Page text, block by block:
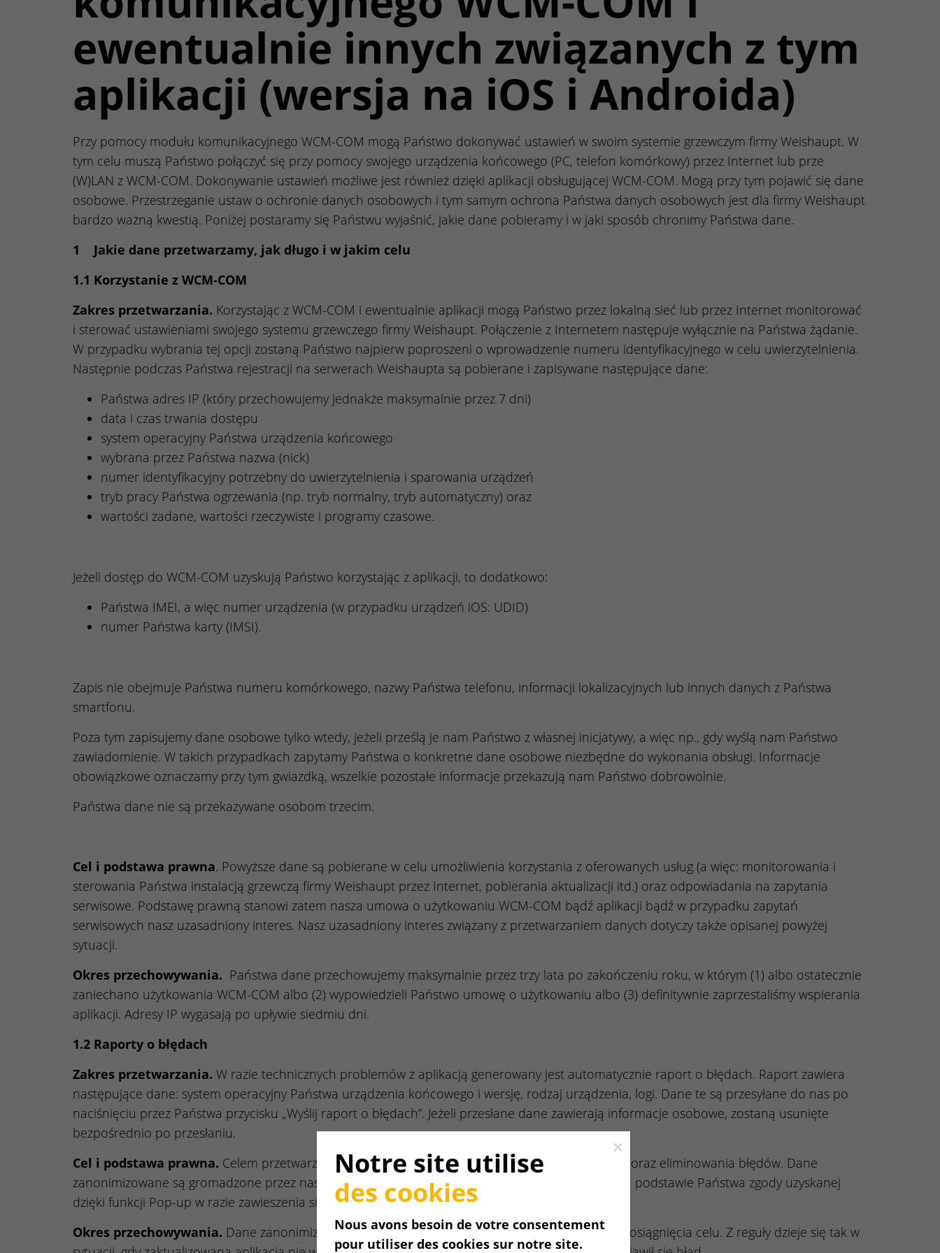
ewentualnie innych związanych z tym
aplikacji (wersja na iOS i Androida)
Przy pomocy modułu komunikacyjnego WCM-COM mogą Państwo dokonywać ustawień w swoim systemie grzewczym firmy Weishaupt. W
tym celu muszą Państwo połączyć się przy pomocy swojego urządzenia końcowego (PC, telefon komórkowy) przez Internet lub prze
(W)LAN z WCM-COM. Dokonywanie ustawień możliwe jest również dzięki aplikacji obsługującej WCM-COM. Mogą przy tym pojawić się dane
osobowe. Przestrzeganie ustaw o ochronie danych osobowych i tym samym ochrona Państwa danych osobowych jest dla firmy Weishaupt
bardzo ważną kwestią. Poniżej postaramy się Państwu wyjaśnić, jakie dane pobieramy i w jaki sposób chronimy Państwa dane.
1 Jakie dane przetwarzamy, jak długo i w jakim celu
1.1 Korzystanie z WCM-COM
Zakres przetwarzania. Korzystając z WCM-COM i ewentualnie aplikacji mogą Państwo przez lokalną sieć lub przez Internet monitorować
i sterować ustawieniami swojego systemu grzewczego firmy Weishaupt. Połączenie z Internetem następuje wyłącznie na Państwa żądanie.
W przypadku wybrania tej opcji zostaną Państwo najpierw poproszeni o wprowadzenie numeru identyfikacyjnego w celu uwierzytelnienia.
Następnie podczas Państwa rejestracji na serwerach Weishaupta są pobierane i zapisywane następujące dane:
Państwa adres IP (który przechowujemy jednakże maksymalnie przez 7 dni)
data i czas trwania dostępu
system operacyjny Państwa urządzenia końcowego
wybrana przez Państwa nazwa (nick)
numer identyfikacyjny potrzebny do uwierzytelnienia i sparowania urządzeń
tryb pracy Państwa ogrzewania (np. tryb normalny, tryb automatyczny) oraz
wartości zadane, wartości rzeczywiste i programy czasowe.
Jeżeli dostęp do WCM-COM uzyskują Państwo korzystając z aplikacji, to dodatkowo:
Państwa IMEI, a więc numer urządzenia (w przypadku urządzeń iOS: UDID)
numer Państwa karty (IMSI).
Zapis nie obejmuje Państwa numeru komórkowego, nazwy Państwa telefonu, informacji lokalizacyjnych lub innych danych z Państwa
smartfonu.
Poza tym zapisujemy dane osobowe tylko wtedy, jeżeli prześlą je nam Państwo z własnej inicjatywy, a więc np., gdy wyślą nam Państwo
zawiadomienie. W takich przypadkach zapytamy Państwa o konkretne dane osobowe niezbędne do wykonania obsługi. Informacje
obowiązkowe oznaczamy przy tym gwiazdką, wszelkie pozostałe informacje przekazują nam Państwo dobrowolnie.
Państwa dane nie są przekazywane osobom trzecim.
Cel i podstawa prawna. Powyższe dane są pobierane w celu umożliwienia korzystania z oferowanych usług (a więc: monitorowania i
sterowania Państwa instalacją grzewczą firmy Weishaupt przez Internet, pobierania aktualizacji itd.) oraz odpowiadania na zapytania
serwisowe. Podstawę prawną stanowi zatem nasza umowa o użytkowaniu WCM-COM bądź aplikacji bądź w przypadku zapytań
serwisowych nasz uzasadniony interes. Nasz uzasadniony interes związany z przetwarzaniem danych dotyczy także opisanej powyżej
sytuacji.
Okres przechowywania. Państwa dane przechowujemy maksymalnie przez trzy lata po zakończeniu roku, w którym (1) albo ostatecznie
zaniechano użytkowania WCM-COM albo (2) wypowiedzieli Państwo umowę o użytkowaniu albo (3) definitywnie zaprzestaliśmy wspierania
aplikacji. Adresy IP wygasają po upływie siedmiu dni.
1.2 Raporty o błędach
Zakres przetwarzania. W razie technicznych problemów z aplikacją generowany jest automatycznie raport o błędach. Raport zawiera
następujące dane: system operacyjny Państwa urządzenia końcowego i wersję, rodzaj urządzenia, logi. Dane te są przesyłane do nas po
naciśnięciu przez Państwa przycisku „Wyślij raport o błędach”. Jeżeli przesłane dane zawierają informacje osobowe, zostaną usunięte
bezpośrednio po przesłaniu.
Cel i podstawa prawna. Celem przetwarzania danych jest umożliwienie nam rozwijania aplikacji oraz eliminowania błędów. Dane
zanonimizowane są gromadzone przez nas do celów statystycznych. Przetwarzanie odbywa się na podstawie Państwa zgody uzyskanej
dzięki funkcji Pop-up w razie zawieszenia się aplikacji.
Okres przechowywania. Dane zanonimizowane zostają usunięte, jeżeli nie są już potrzebne do osiągnięcia celu. Z reguły dzieje się tak w
Close
Notre site utilise
des cookies
Nous avons besoin de votre consentement
pour utiliser des cookies sur notre site.